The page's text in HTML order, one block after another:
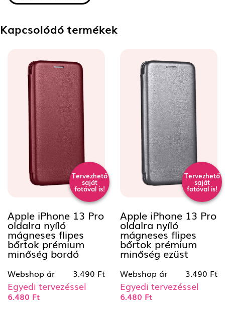
Kapcsolódó termékek
Tervezhető
saját
fotóval is!
Apple iPhone 13 Pro
oldalra nyíló
mágneses flipes
bőrtok prémium
minőség bordó
Webshop ár 3.490 Ft
Egyedi tervezéssel
6.480 Ft
Tervezhető
saját
fotóval is!
Apple iPhone 13 Pro
oldalra nyíló
mágneses flipes
bőrtok prémium
minőség ezüst
Webshop ár 3.490 Ft
Egyedi tervezéssel
6.480 Ft